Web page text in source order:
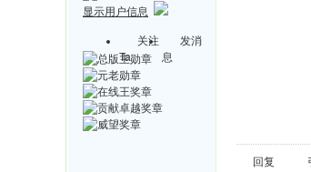
显示用户信息
关注
Ta
发消
息
回复